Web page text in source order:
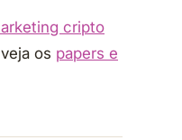
cripto
os papers e